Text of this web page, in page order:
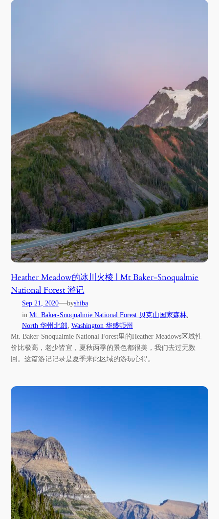
Heather Meadow的冰川火棱 | Mt Baker-Snoqualmie
National Forest 游记
Sep 21, 2020—byshiba
in Mt. Baker-Snoqualmie National Forest 贝克山国家森林
North 华州北部, Washington 华盛顿州
Mt. Baker-Snoqualmie National Forest里的Heather Meadows区域性
价比极高，老少皆宜，夏秋两季的景色都很美，我们去过无数
回。这篇游记记录是夏季来此区域的游玩心得。